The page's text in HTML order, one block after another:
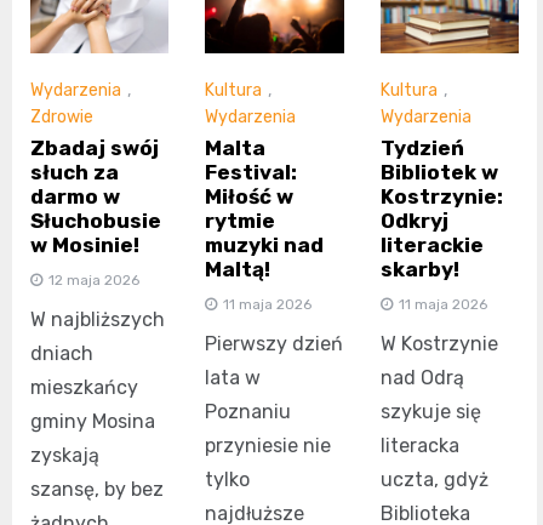
Wydarzenia ,
Zdrowie
Zbadaj swój
słuch za
darmo w
Słuchobusie
w Mosinie!
12 maja 2026
W najbliższych
dniach
mieszkańcy
gminy Mosina
zyskają
szansę, by bez
Kultura ,
Wydarzenia
Malta
Festival:
Miłość w
rytmie
muzyki nad
Maltą!
11 maja 2026
Pierwszy dzień
lata w
Poznaniu
przyniesie nie
tylko
najdłuższe
Kultura ,
Wydarzenia
Tydzień
Bibliotek w
Kostrzynie:
Odkryj
literackie
skarby!
11 maja 2026
W Kostrzynie
nad Odrą
szykuje się
literacka
uczta, gdyż
Biblioteka